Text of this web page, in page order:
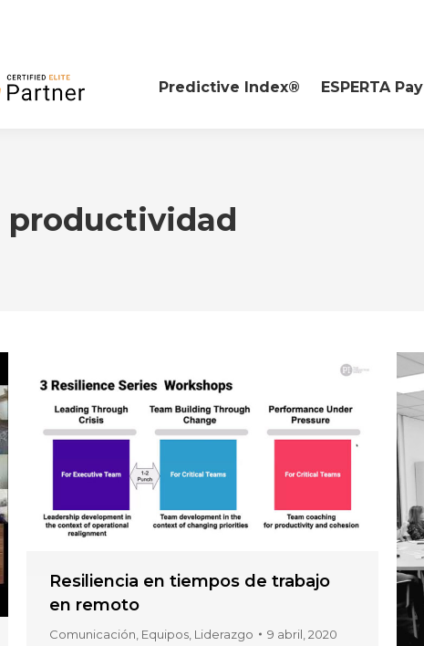
Predictive Index® ESPERTA Pay
productividad
Resiliencia en tiempos de trabajo
en remoto
Comunicación Equipos Liderazgo 9 abril, 2020